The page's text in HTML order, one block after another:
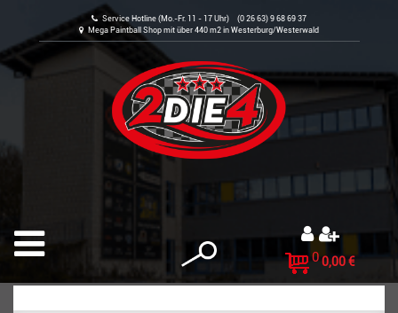
Service Hotline (Mo.-Fr. 11 - 17 Uhr) (0 26 63) 9 68 69 37
Mega Paintball Shop mit über 440 m2 in Westerburg/Westerwald
0 0,00 €